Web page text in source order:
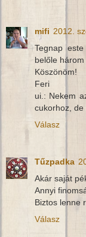
mifi 2012.
Tegnap
belőle három
Köszönöm!
Feri
ui.: Nekem
cukorhoz,
Válasz
Tűzpadka
Akár saját
Annyi
Biztos lenne
Válasz